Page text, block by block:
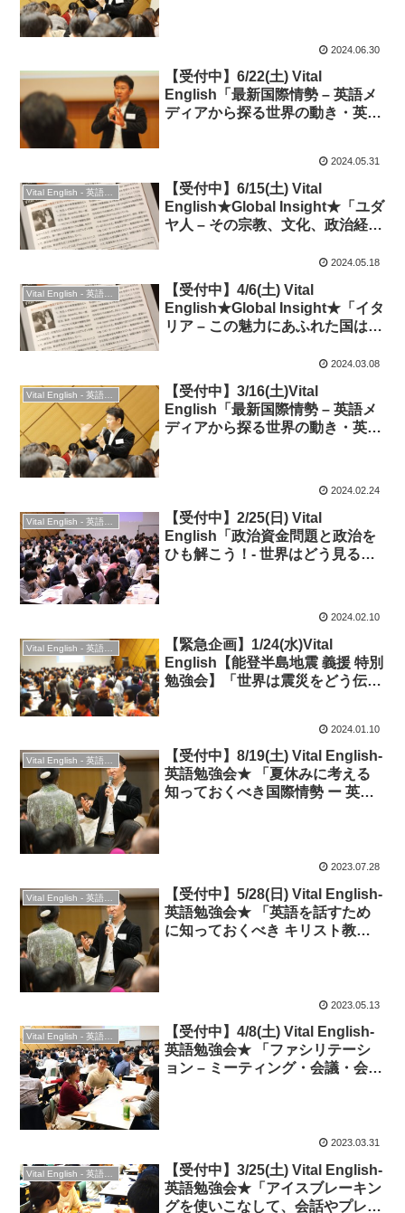
2024.06.30
【受付中】6/22(土) Vital
English「最新国際情勢 – 英語メ
ディアから探る世界の動き・英語
2024.05.31
Vital English - 英語勉強会
【受付中】6/15(土) Vital
English★Global Insight★「ユダ
ヤ人 – その宗教、文化、政治経済
2024.05.18
Vital English - 英語勉強会
【受付中】4/6(土) Vital
English★Global Insight★「イタ
リア – この魅力にあふれた国はど
2024.03.08
Vital English - 英語勉強会
【受付中】3/16(土)Vital
English「最新国際情勢 – 英語メ
ディアから探る世界の動き・英語
2024.02.24
Vital English - 英語勉強会
【受付中】2/25(日) Vital
English「政治資金問題と政治を
ひも解こう！- 世界はどう見る？
2024.02.10
Vital English - 英語勉強会
【緊急企画】1/24(水)Vital
English【能登半島地震 義援 特別
勉強会】「世界は震災をどう伝え
2024.01.10
Vital English - 英語勉強会
【受付中】8/19(土) Vital English-
英語勉強会★ 「夏休みに考える
知っておくべき国際情勢 ー 英語
2023.07.28
Vital English - 英語勉強会
【受付中】5/28(日) Vital English-
英語勉強会★ 「英語を話すため
に知っておくべき キリスト教・
2023.05.13
Vital English - 英語勉強会
【受付中】4/8(土) Vital English-
英語勉強会★ 「ファシリテーシ
ョン – ミーティング・会議・会話
2023.03.31
Vital English - 英語勉強会
【受付中】3/25(土) Vital English-
英語勉強会★「アイスブレーキン
グを使いこなして、会話やプレゼ